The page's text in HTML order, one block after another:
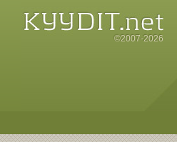
©2007-2026